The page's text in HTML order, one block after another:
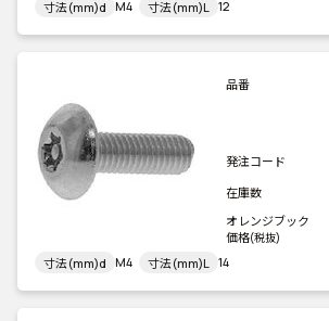
寸法(mm)d M4 寸法(mm)L 12
品番
発注コード
在庫数
オレンジブック
価格(税抜)
寸法(mm)d M4 寸法(mm)L 14